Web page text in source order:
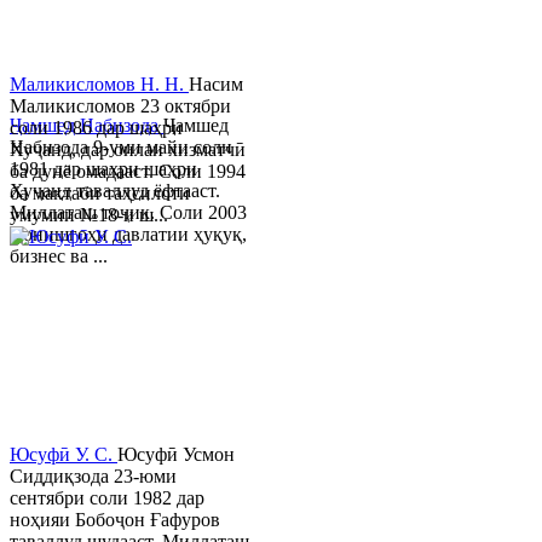
Ҷамшед НабизодаҶамшед
Набизода 9-уми майи соли
1981 дар шаҳри шаҳри
Хуҷанд таваллуд ёфтааст.
Миллаташ тоҷик. Соли 2003
Донишгоҳи давлатии ҳуқуқ,
бизнес ва ...
Маликисломов Н. Н. Насим
Маликисломов 23 октябри
соли 1986 дар шаҳри
Хуҷанд, дар оилаи хизматчӣ
ба дунё омадааст. Соли 1994
ба мактаби таҳсилоти
умумии №18-и ш...
Юсуфӣ У. C. Юсуфӣ Усмон
Сиддиқзода 23-юми
сентябри соли 1982 дар
ноҳияи Бобоҷон Ғафуров